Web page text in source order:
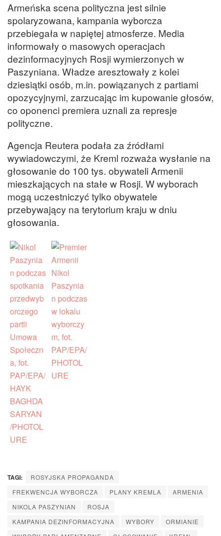
Armeńska scena polityczna jest silnie
spolaryzowana, kampania wyborcza
przebiegała w napiętej atmosferze. Media
informowały o masowych operacjach
dezinformacyjnych Rosji wymierzonych w
Paszyniana. Władze aresztowały z kolei
dziesiątki osób, m.in. powiązanych z partiami
opozycyjnymi, zarzucając im kupowanie głosów,
co oponenci premiera uznali za represje
polityczne.
Agencja Reutera podała za źródłami
wywiadowczymi, że Kreml rozważa wysłanie na
głosowanie do 100 tys. obywateli Armenii
mieszkających na stałe w Rosji. W wyborach
mogą uczestniczyć tylko obywatele
przebywający na terytorium kraju w dniu
głosowania.
TAGI:
ROSYJSKA PROPAGANDA
FREKWENCJA WYBORCZA
PLANY KREMLA
ARMENIA
NIKOLA PASZYNIAN
ROSJA
KAMPANIA DEZINFORMACYJNA
WYBORY
ORMIANIE